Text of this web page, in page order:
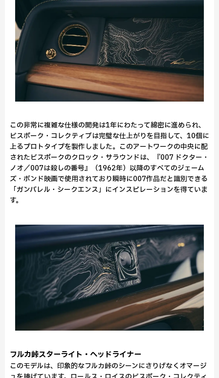
この非常に複雑な仕様の開発は1年にわたって綿密に進められ、
ビスポーク・コレクティブは完璧な仕上がりを目指して、10個に
上るプロトタイプを製作しました。このアートワークの中央に配
されたビスポークのクロック・サラウンドは、『007 ドクター・
ノオ／007は殺しの番号』（1962年）以降のすべてのジェーム
ズ・ボンド映画で使用されており瞬時に007作品だと識別できる
「ガンバレル・シークエンス」にインスピレーションを得ていま
す。
フルカ峠スターライト・ヘッドライナー
このモデルは、印象的なフルカ峠のシーンにさりげなくオマージ